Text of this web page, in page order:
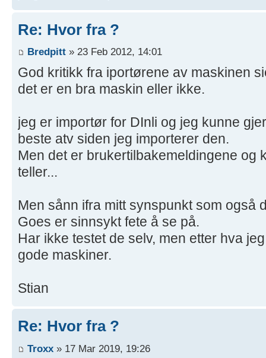
Re: Hvor fra ?
Bredpitt » 23 Feb 2012, 14:01
God kritikk fra iportørene av maskinen
det er en bra maskin eller ikke.
jeg er importør for DInli og jeg kunne
beste atv siden jeg importerer den.
Men det er brukertilbakemeldingene og
teller...
Men sånn ifra mitt synspunkt som også
Goes er sinnsykt fete å se på.
Har ikke testet de selv, men etter hva
gode maskiner.
Stian
Re: Hvor fra ?
Troxx » 17 Mar 2019, 19:26